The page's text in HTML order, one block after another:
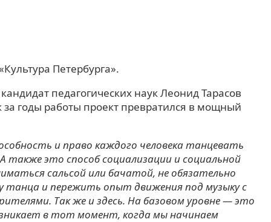
Петербурга».
педагогических наук Леонид Тарасов
за годы работы проект превратился в мощный
и право каждого человека танцевать
это способ социализации и социальной
сальсой или бачатой, не обязательно
и пережить опыт движения под музыку с
Так же и здесь. На базовом уровне — это
в тот момент, когда мы начинаем